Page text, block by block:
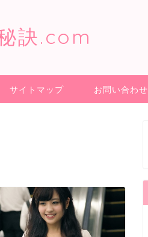
訣.com
サイトマップ お問い合わせ